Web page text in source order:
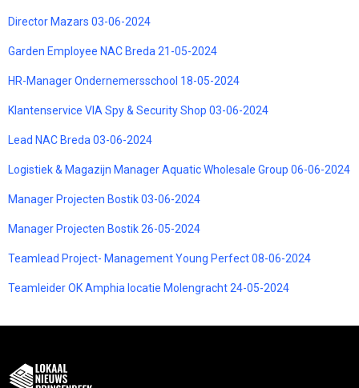
Director Mazars 03-06-2024
Garden Employee NAC Breda 21-05-2024
HR-Manager Ondernemersschool 18-05-2024
Klantenservice VIA Spy & Security Shop 03-06-2024
Lead NAC Breda 03-06-2024
Logistiek & Magazijn Manager Aquatic Wholesale Group 06-06-2024
Manager Projecten Bostik 03-06-2024
Manager Projecten Bostik 26-05-2024
Teamlead Project- Management Young Perfect 08-06-2024
Teamleider OK Amphia locatie Molengracht 24-05-2024